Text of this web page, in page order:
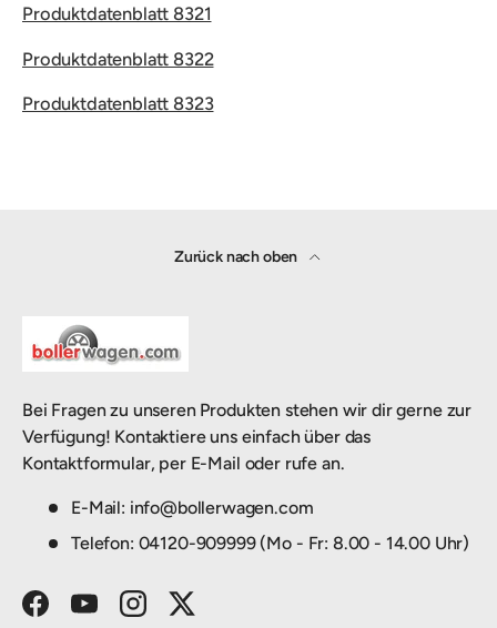
Produktdatenblatt 8321
Produktdatenblatt 8322
Produktdatenblatt 8323
Zurück nach oben
Bei Fragen zu unseren Produkten stehen wir dir gerne zur
Verfügung! Kontaktiere uns einfach über das
Kontaktformular, per E-Mail oder rufe an.
E-Mail: info@bollerwagen.com
Telefon: 04120-909999 (Mo - Fr: 8.00 - 14.00 Uhr)
FacebookYouTubeInstagramTwitter